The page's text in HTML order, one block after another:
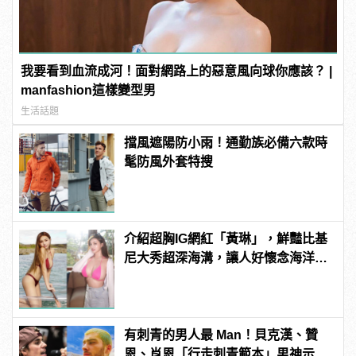
我要看到血流成河！面對網路上的惡意風向球你應該？ |
manfashion這樣變型男
生活話題
擋風遮陽防小雨！通勤族必備六款時
髦防風外套特搜
介紹超胸IG網紅「黃琳」，鮮豔比基
尼大秀超深海溝，讓人好懷念海洋風
有刺青的男人最 Man！貝克漢、贊